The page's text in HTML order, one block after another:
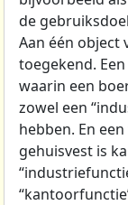
de
Aan één object
toegekend.
waarin een
zowel een
hebben. En
gehuisvest is